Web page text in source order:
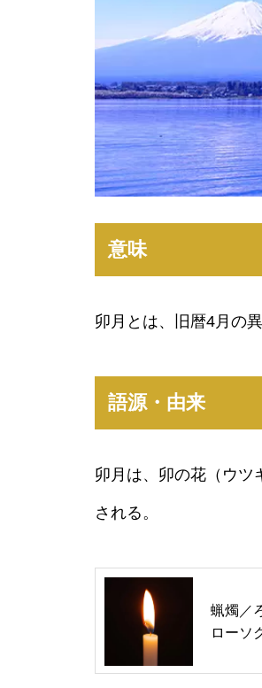
意味
卯月とは、旧暦4月の異
語源・由来
卯月は、卯の花（ウツ
される。
蝋燭／
ローソ